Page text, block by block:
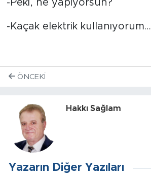
-Peki, ne yapıyorsun?
-Kaçak elektrik kullanıyorum…
ÖNCEKI
Hakkı Sağlam
Yazarın Diğer Yazıları